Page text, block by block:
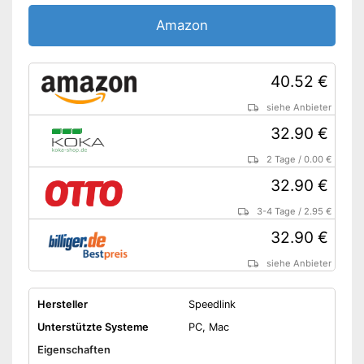
Amazon
40.52 €
siehe Anbieter
32.90 €
2 Tage /0.00 €
32.90 €
3-4 Tage / 2.95 €
32.90 €
siehe Anbieter
Hersteller
Speedlink
Unterstützte Systeme
PC, Mac
Eigenschaften